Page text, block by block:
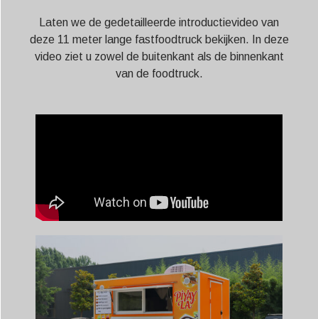
Laten we de gedetailleerde introductievideo van
deze 11 meter lange fastfoodtruck bekijken. In deze
video ziet u zowel de buitenkant als de binnenkant
van de foodtruck.